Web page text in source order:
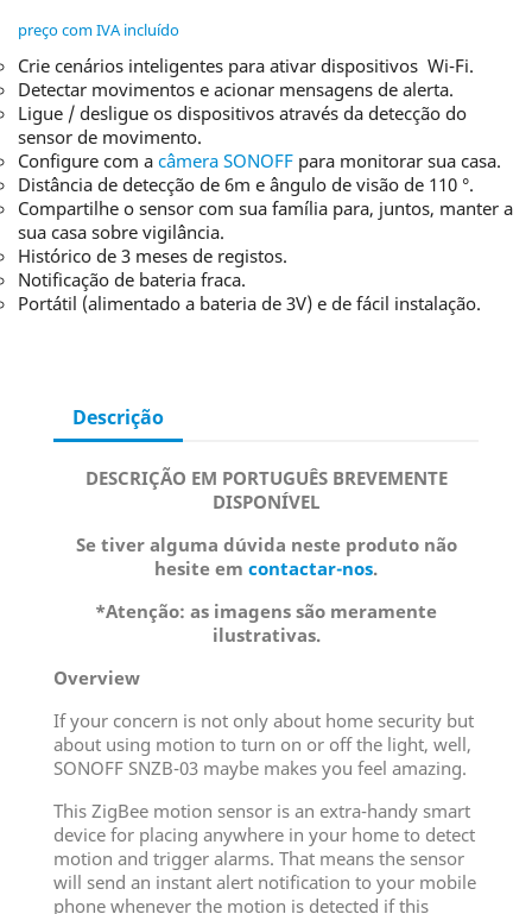
preço com IVA incluído
Crie cenários inteligentes para ativar dispositivos Wi-Fi.
Detectar movimentos e acionar mensagens de alerta.
Ligue / desligue os dispositivos através da detecção do
sensor de movimento.
Configure com a câmera SONOFF para monitorar sua casa.
Distância de detecção de 6m e ângulo de visão de 110 °.
Compartilhe o sensor com sua família para, juntos, manter a
sua casa sobre vigilância.
Histórico de 3 meses de registos.
Notificação de bateria fraca.
Portátil (alimentado a bateria de 3V) e de fácil instalação.
Descrição
DESCRIÇÃO EM PORTUGUÊS BREVEMENTE
DISPONÍVEL
Se tiver alguma dúvida neste produto não
hesite em contactar-nos.
*Atenção: as imagens são meramente
ilustrativas.
Overview
If your concern is not only about home security but
about using motion to turn on or off the light, well,
SONOFF SNZB-03 maybe makes you feel amazing.
This ZigBee motion sensor is an extra-handy smart
device for placing anywhere in your home to detect
motion and trigger alarms. That means the sensor
will send an instant alert notification to your mobile
phone whenever the motion is detected if this